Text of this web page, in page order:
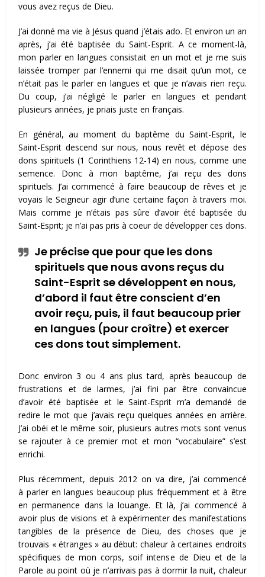
vous avez reçus de Dieu.
J’ai donné ma vie à Jésus quand j’étais ado. Et environ un an
après, j’ai été baptisée du Saint-Esprit. A ce moment-là,
mon parler en langues consistait en un mot et je me suis
laissée tromper par l’ennemi qui me disait qu’un mot, ce
n’était pas le parler en langues et que je n’avais rien reçu.
Du coup, j’ai négligé le parler en langues et pendant
plusieurs années, je priais juste en français.
En général, au moment du baptême du Saint-Esprit, le
Saint-Esprit descend sur nous, nous revêt et dépose des
dons spirituels (1 Corinthiens 12-14) en nous, comme une
semence. Donc à mon baptême, j’ai reçu des dons
spirituels. J’ai commencé à faire beaucoup de rêves et je
voyais le Seigneur agir d’une certaine façon à travers moi.
Mais comme je n’étais pas sûre d’avoir été baptisée du
Saint-Esprit; je n’ai pas pris à coeur de développer ces dons.
Je précise que pour que les dons
spirituels que nous avons reçus du
Saint-Esprit se développent en nous,
d’abord il faut être conscient d’en
avoir reçu, puis, il faut beaucoup prier
en langues (pour croître) et exercer
ces dons tout simplement.
Donc environ 3 ou 4 ans plus tard, après beaucoup de
frustrations et de larmes, j’ai fini par être convaincue
d’avoir été baptisée et le Saint-Esprit m’a demandé de
redire le mot que j’avais reçu quelques années en arrière.
J’ai obéi et le même soir, plusieurs autres mots sont venus
se rajouter à ce premier mot et mon “vocabulaire” s’est
enrichi.
Plus récemment, depuis 2012 on va dire, j’ai commencé
à parler en langues beaucoup plus fréquemment et à être
en permanence dans la louange. Et là, j’ai commencé à
avoir plus de visions et à expérimenter des manifestations
tangibles de la présence de Dieu, des choses que je
trouvais « étranges » au début: chaleur à certaines endroits
spécifiques de mon corps, soif intense de Dieu et de la
Parole au point où je n’arrivais pas à dormir la nuit, chaleur